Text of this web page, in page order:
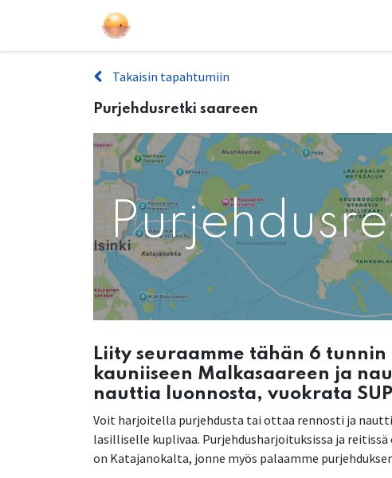
Takaisin tapahtumiin
Purjehdusretki saareen
Liity seuraamme tähän 6
kauniiseen Malkasaareen ja
nauttia luonnosta, vuokrata
Voit harjoitella purjehdusta tai ottaa rennosti ja
lasilliselle kuplivaa. Purjehdusharjoituksissa ja
on Katajanokalta, jonne myös palaamme